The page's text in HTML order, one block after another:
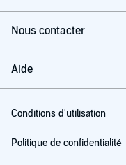
Nous contacter
Aide
Conditions d'utilisation
Politique de confidentialité